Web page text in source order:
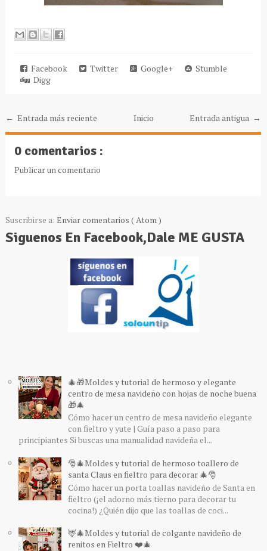
Facebook Twitter Google+
Stumble
Digg
← Entrada más reciente Entrada antigua →
Inicio
0 comentarios :
Publicar un comentario
Suscribirse a: Enviar comentarios ( Atom )
Siguenos En Facebook,Dale ME GUSTA
🎄🎁Moldes y tutorial de hermoso y elegante
centro de mesa navideño con hojas de noche buena
🎁🎄
Cómo hacer un centro de mesa navideño elegante
con fieltro y yute | Guía paso a paso para
principiantes Si buscas una manualidad navideña el...
🎅🎄Moldes y tutorial de hermoso toallero de
santa Claus en fieltro para decorar 🎄🎅
Cómo hacer un porta toallas navideño de Santa en
fieltro (¡el adorno más tierno para decorar tu
cocina!) ¿Quién dijo que las toallas de coci...
🦌🎄Moldes y tutorial de colgante navideño de
renitos en Fieltro ❤️🎄